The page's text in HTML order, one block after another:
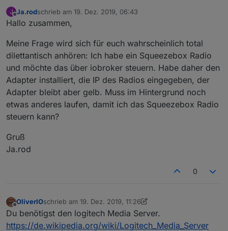
J
Offline
Ja.rodschrieb am 19. Dez. 2019, 06:43
zuletzt editiert von
Hallo zusammen,
Meine Frage wird sich für euch wahrscheinlich total
dilettantisch anhören: Ich habe ein Squeezebox Radio
und möchte das über iobroker steuern. Habe daher den
Adapter installiert, die IP des Radios eingegeben, der
Adapter bleibt aber gelb. Muss im Hintergrund noch
etwas anderes laufen, damit ich das Squeezebox Radio
steuern kann?
Gruß
Ja.rod
0
Offline
OliverIOschrieb am 19. Dez. 2019, 11:26
zuletzt editiert von OliverIO
Du benötigst den logitech Media Server.
https://de.wikipedia.org/wiki/Logitech_Media_Server